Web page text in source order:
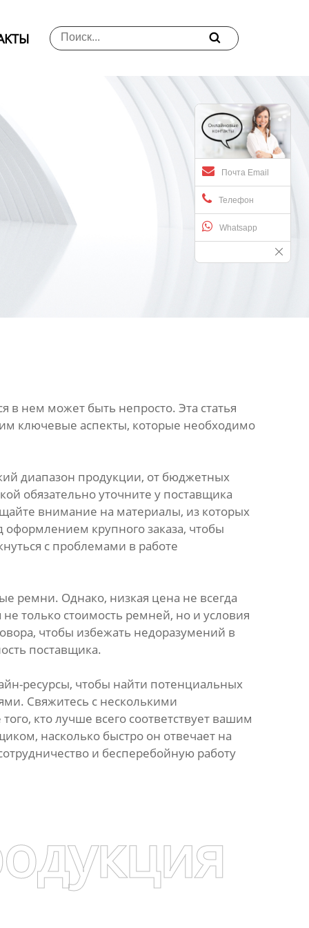

Почта Email
Телефон
Whatsapp
нем может быть непросто. Эта статья
ключевые аспекты, которые необходимо
диапазон продукции, от бюджетных
обязательно уточните у поставщика
внимание на материалы, из которых
оформлением крупного заказа, чтобы
с проблемами в работе
ремни. Однако, низкая цена не всегда
только стоимость ремней, но и условия
чтобы избежать недоразумений в
поставщика.
ресурсы, чтобы найти потенциальных
Свяжитесь с несколькими
кто лучше всего соответствует вашим
насколько быстро он отвечает на
и бесперебойную работу